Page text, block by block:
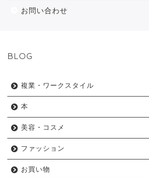
お問い合わせ
BLOG
複業・ワークスタイル
本
美容・コスメ
ファッション
お買い物